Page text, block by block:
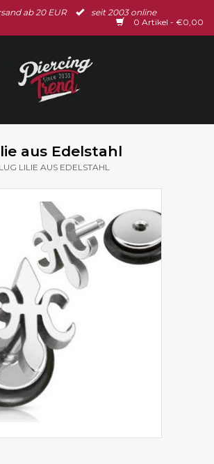
ab 20 EUR
seit 2003 online
0 Artikel - €0,00
aus Edelstahl
LILIE AUS EDELSTAHL